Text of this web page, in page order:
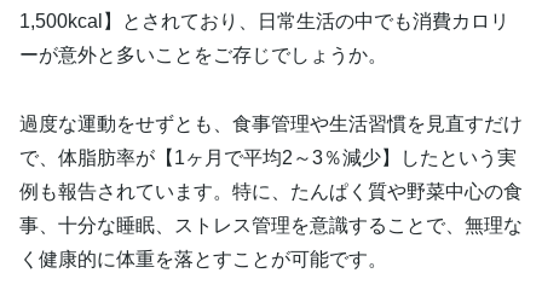
1,500kcal】とされており、日常生活の中でも消費カロリ
ーが意外と多いことをご存じでしょうか。
過度な運動をせずとも、食事管理や生活習慣を見直すだけ
で、体脂肪率が【1ヶ月で平均2～3％減少】したという実
例も報告されています。特に、たんぱく質や野菜中心の食
事、十分な睡眠、ストレス管理を意識することで、無理な
く健康的に体重を落とすことが可能です。